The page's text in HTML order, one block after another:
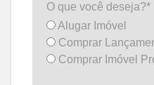
O que você deseja?*
Alugar Imóvel
Comprar
Comprar Imóvel